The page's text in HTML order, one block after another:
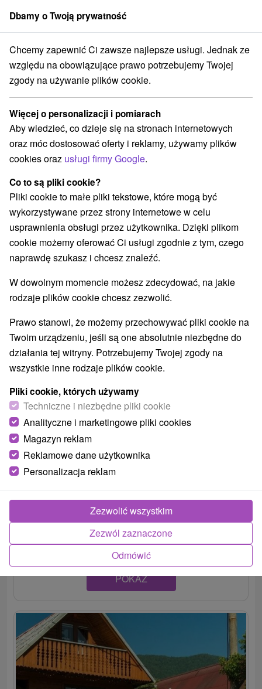
członek grupySorger
Chaty na prenájom Stredné Slovensko Žilinský kraj Istebné
Chaty na prenájom Istebné
Kategorie
Wszystkie kategorie
Apartmány(1)
Chaty na prenájom(2) Drevenice
Wybierz lokalizację lub datę
WSZYSTKO NAJTAŃSZE NAJDROŻSZE NA
Chalúpka na Orave Istebné
Istebné
Chalúpka v malej oravskej obci Istebné ponúka útulné a
štýlové ubytovanie,...
POKAZ
Dbamy o Twoją prywatność
Chcemy zapewnić Ci zawsze najlepsze usługi. Jednak ze
względu na obowiązujące prawo potrzebujemy Twojej
zgody na używanie plików cookie.
Więcej o personalizacji i pomiarach
Aby wiedzieć, co dzieje się na stronach internetowych
oraz móc dostosować oferty i reklamy, używamy plików
cookies oraz usługi firmy Google.
Co to są pliki cookie?
Pliki cookie to małe pliki tekstowe, które mogą być
wykorzystywane przez strony internetowe w celu
usprawnienia obsługi przez użytkownika. Dzięki plikom
cookie możemy oferować Ci usługi zgodnie z tym, czego
naprawdę szukasz i chcesz znaleźć.
W dowolnym momencie możesz zdecydować, na jakie
rodzaje plików cookie chcesz zezwolić.
Prawo stanowi, że możemy przechowywać pliki cookie na
Twoim urządzeniu, jeśli są one absolutnie niezbędne do
działania tej witryny. Potrzebujemy Twojej zgody na
wszystkie inne rodzaje plików cookie.
Pliki cookie, których używamy
Techniczne i niezbędne pliki cookie
Analityczne i marketingowe pliki cookies
Magazyn reklam
Reklamowe dane użytkownika
Personalizacja reklam
Odmówić
Zezwól zaznaczone
Zezwolić wszystkim